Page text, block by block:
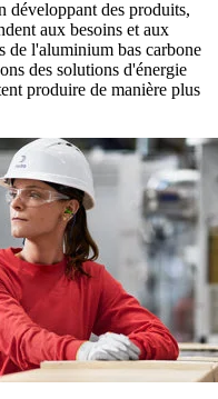
développant des produits,
aux besoins et aux
de l'aluminium bas carbone
des solutions d'énergie
produire de manière plus